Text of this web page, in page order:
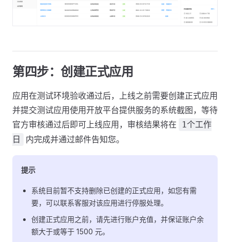
第四步：创建正式应用
应用在测试环境验收通过后，上线之前需要创建正式应用
并提交测试应用使用开放平台提供服务的系统截图，等待
官方审核通过后即可上线应用，审核结果将在
1个工作
日
内完成并通过邮件告知您。
提示
系统目前暂不支持删除已创建的正式应用，如您有需
要，可以联系客服对该应用进行停服处理。
创建正式应用之前，请先进行账户充值，并保证账户余
额大于或等于 1500 元。